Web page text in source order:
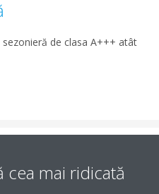
de clasa A+++ atât
cea mai ridicată